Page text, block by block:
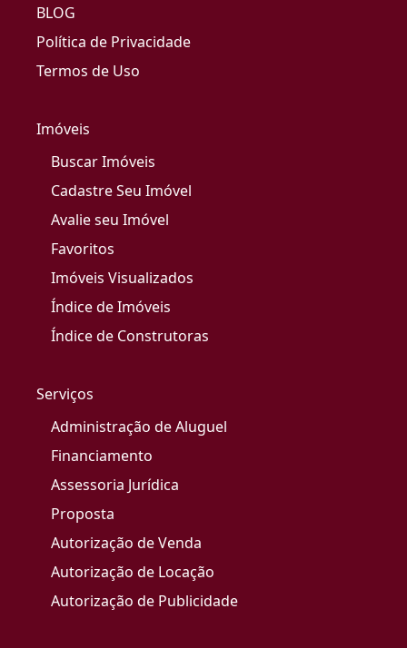
BLOG
Política de Privacidade
Termos de Uso
Imóveis
Buscar Imóveis
Cadastre Seu Imóvel
Avalie seu Imóvel
Favoritos
Imóveis Visualizados
Índice de Imóveis
Índice de Construtoras
Serviços
Administração de Aluguel
Financiamento
Assessoria Jurídica
Proposta
Autorização de Venda
Autorização de Locação
Autorização de Publicidade